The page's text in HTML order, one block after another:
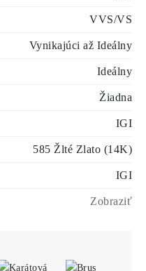
VVS/VS
Vynikajúci až Ideálny
Ideálny
Žiadna
IGI
585 Žlté Zlato (14K)
IGI
Zobraziť